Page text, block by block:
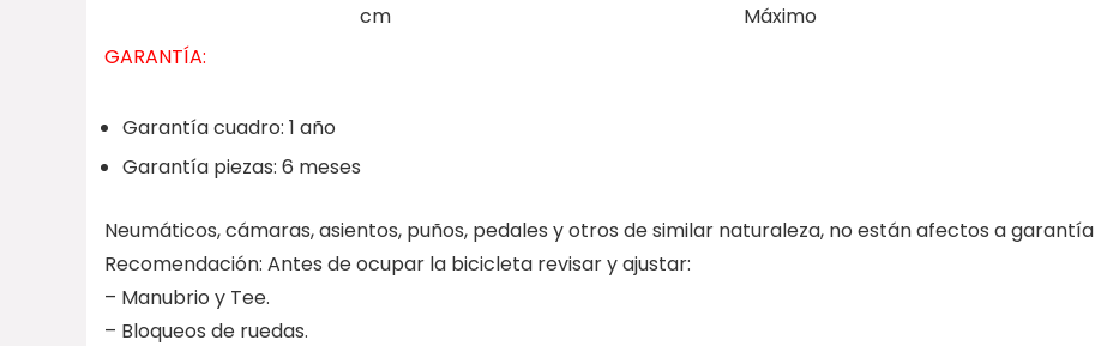
cm
Máximo
GARANTÍA:
Garantía cuadro: 1 año
Garantía piezas: 6 meses
Neumáticos, cámaras, asientos, puños, pedales y otros de similar naturaleza, no están afectos a garantía
Recomendación: Antes de ocupar la bicicleta revisar y ajustar:
– Manubrio y Tee.
– Bloqueos de ruedas.